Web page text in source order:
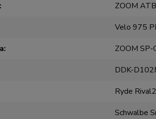
ZOOM
Velo 975
ZOOM
DDK-
Ryde
Schwalbe